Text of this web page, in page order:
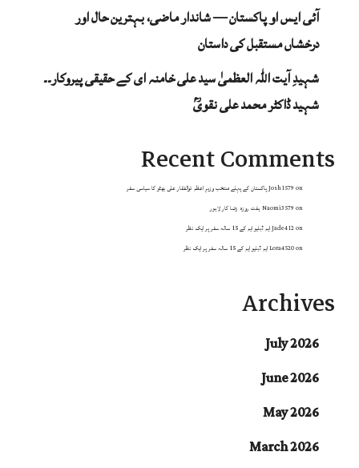
آئی ایس او پاکستان — شاندار ماضی، بہترین حال اور
درخشاں مستقبل کی داستان
شہیدِ آیت اللہ العظمیٰ سید علی خامنہ ای کے حقیقی پیروکار۔۔
شہید ڈاکٹر محمد علی نقویؒ
Recent Comments
Josh1579 on
پاکستان کے پہلے منتخب وزیرِ اعظم ذوالفقار علی بھٹو کا سیاسی سفر
Naomi3579 on
ہفت روزہ رضا کار لاہور
Jade412on
ایم ڈبلیو ایم کے 15 سالہ سفر پر ایک نظر
Lora4520on ایم ڈبلیو ایم کے 15 سالہ سفر پر ایک نظر
Archives
July 2026
June 2026
May 2026
March 2026